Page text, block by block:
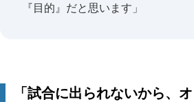
『目的』だと思います」
「試合に出られないから、